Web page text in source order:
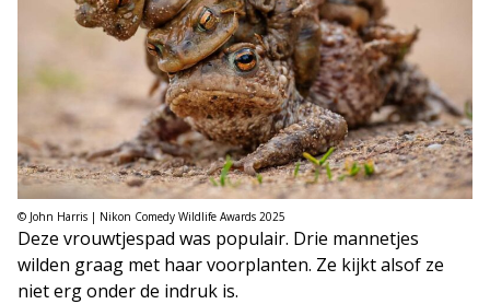
© John Harris | Nikon Comedy Wildlife Awards 2025
Deze vrouwtjespad was populair. Drie mannetjes
wilden graag met haar voorplanten. Ze kijkt alsof ze
niet erg onder de indruk is.